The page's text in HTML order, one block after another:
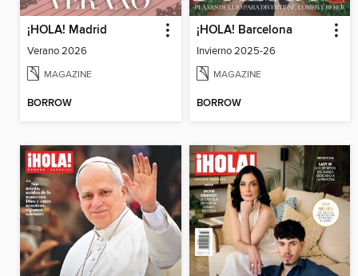
¡HOLA! Madrid
Verano 2026
MAGAZINE
BORROW
¡HOLA! Barcelona
Invierno 2025-26
MAGAZINE
BORROW